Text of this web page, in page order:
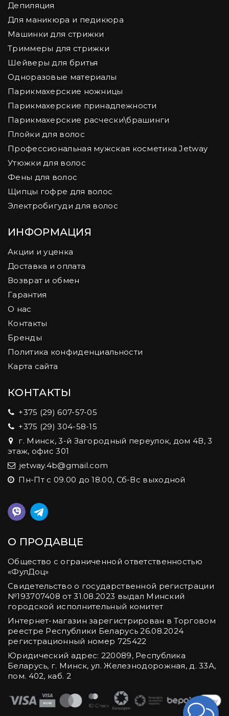
Депиляция
Для маникюра и педикюра
Машинки для стрижки
Триммеры для стрижки
Шейверы для бритья
Одноразовые материалы
Парикмахерские ножницы
Парикмахерские принадлежности
Парикмахерские расчески\брашинги
Плойки для волос
Профессиональная мужская косметика Jetway
Утюжки для волос
Фены для волос
Щипцы гофре для волос
Электробигуди для волос
ИНФОРМАЦИЯ
Акции и уценка
Доставка и оплата
Возврат и обмен
Гарантия
О нас
Контакты
Бренды
Политика конфиденциальности
Карта сайта
КОНТАКТЫ
+375 (29) 607-57-05
+375 (29) 304-58-15
г. Минск, 3-й Загородный переулок, дом 4В, 3
этаж, офис 301
jetway.4b@gmail.com
Пн-Пт с 09.00 до 18.00, Сб-Вс выходной
О ПРОДАВЦЕ
Общество с ограниченной ответственностью
«ФулДоц»
Свидетельство о государственной регистрации
№‎193707408 от 31.08.2023 выдал Минский
городской исполнительный комитет
Интернет-магазин зарегистрирован в Торговом
реестре Республики Беларусь 26.08.2024
регистрационный номер 725422
Юридический адрес: 220089, Республика
Беларусь, г. Минск, ул. Железнодорожная, д. 33А,
пом. 402, каб. 2